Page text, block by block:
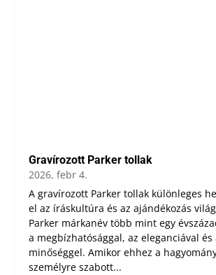
Gravírozott Parker tollak
2026, febr 4.
A gravírozott Parker tollak különleges
el az íráskultúra és az ajándékozás
Parker márkanév több mint egy
a megbízhatósággal, az eleganciával
minőséggel. Amikor ehhez a
személyre szabott...